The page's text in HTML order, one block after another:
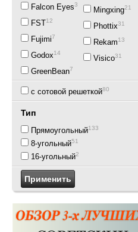
Falcon Eyes39
FST12
Fujimi7
Godox14
GreenBean7
Mingxing21
Phottix31
Rekam13
Visico31
с сотовой решеткой80
Тип
Прямоугольный133
8-угольный51
16-угольный2